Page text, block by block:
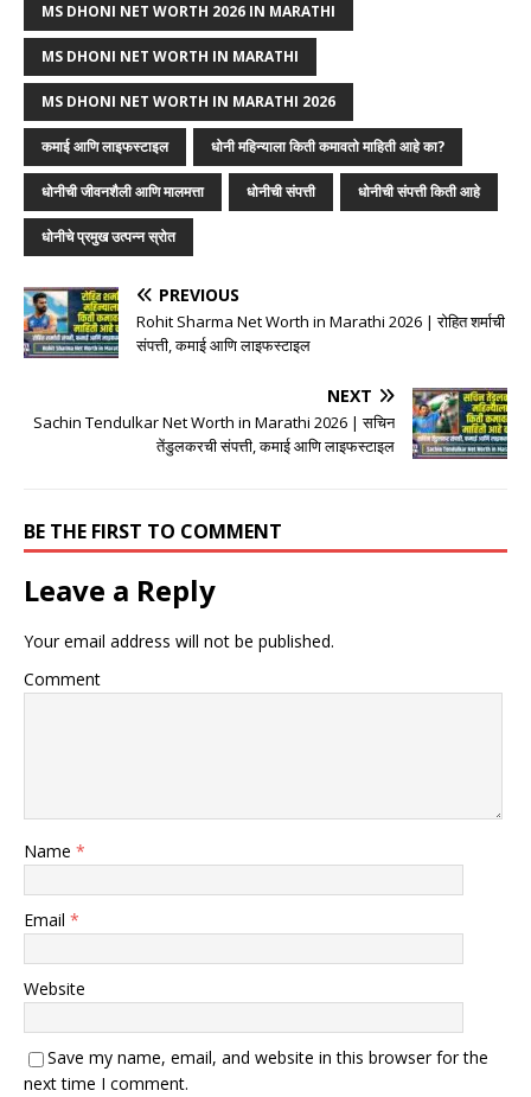
MS DHONI NET WORTH 2026 IN MARATHI
MS DHONI NET WORTH IN MARATHI
MS DHONI NET WORTH IN MARATHI 2026
कमाई आणि लाइफस्टाइल धोनी महिन्याला किती कमावतो माहिती आहे का?
धोनीची जीवनशैली आणि मालमत्ता धोनीची संपत्ती धोनीची संपत्ती किती आहे
धोनीचे प्रमुख उत्पन्न स्रोत
PREVIOUS
Rohit Sharma Net Worth in Marathi 2026 | रोहित शर्माची
संपत्ती, कमाई आणि लाइफस्टाइल
NEXT
Sachin Tendulkar Net Worth in Marathi 2026 | सचिन
तेंडुलकरची संपत्ती, कमाई आणि लाइफस्टाइल
BE THE FIRST TO COMMENT
Leave a Reply
Your email address will not be published.
Comment
Name *
Email *
Website
Save my name, email, and website in this browser for the
next time I comment.